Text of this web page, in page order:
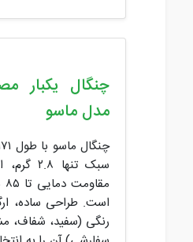
چنگال یکبار
مدل ماسو
است. طراحی ساده،
رنگی (سفید، شفاف،